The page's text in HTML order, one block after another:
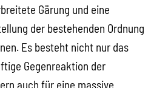
die Seiten der
den pessimistischsten